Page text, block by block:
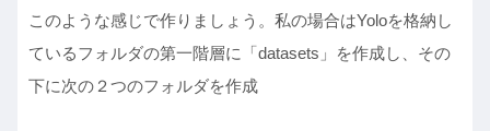
このような感じで作りましょう。私の場合はYoloを格納し
ているフォルダの第一階層に「datasets」を作成し、その
下に次の２つのフォルダを作成